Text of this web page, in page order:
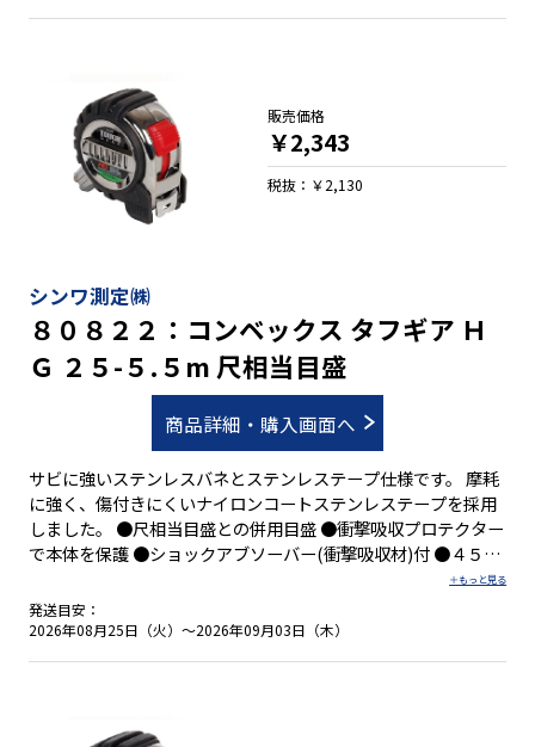
シンワ測定㈱
８０８２２：コンベックス タフギア Ｈ
Ｇ ２５-５.５m 尺相当目盛
商品詳細・購入画面へ
サビに強いステンレスバネとステンレステープ仕様です。 摩耗
に強く、傷付きにくいナイロンコートステンレステープを採用
しました。 ●尺相当目盛との併用目盛 ●衝撃吸収プロテクター
で本体を保護 ●ショックアブソーバー(衝撃吸収材)付 ●４５５
mmピッチ表示付 ●０点補正移動爪付 ●しっかり握れる優れた
グリップ性 ●両面目盛 ●落下防止コードが取り付け可能 ●ベ
ルトクリップとストラップが標準装備
発送目安：
2026年08月25日（火）～2026年09月03日（木）
販売価格
￥2,343
税抜：￥2,130